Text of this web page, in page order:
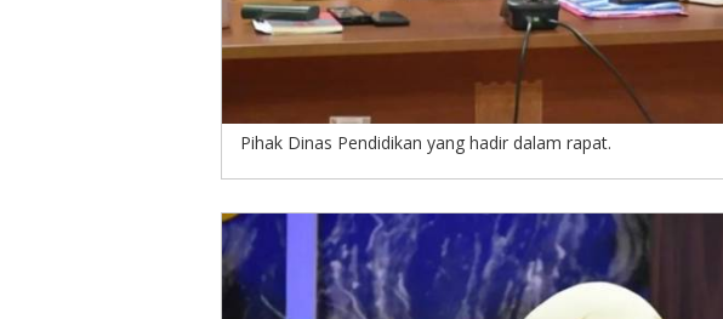
Pihak Dinas Pendidikan yang hadir dalam rapat.